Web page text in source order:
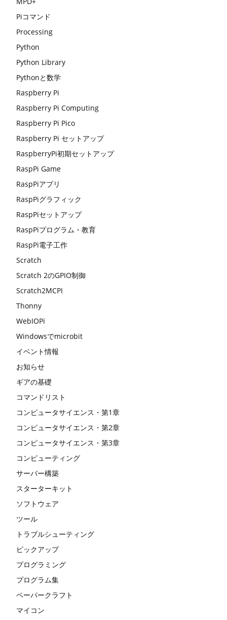
Piコマンド
Processing
Python
Python Library
Pythonと数学
Raspberry Pi
Raspberry Pi Computing
Raspberry Pi Pico
Raspberry Pi セットアップ
RaspberryPi初期セットアップ
RaspPi Game
RaspPiアプリ
RaspPiグラフィック
RaspPiセットアップ
RaspPiプログラム・教育
RaspPi電子工作
Scratch
Scratch 2のGPIO制御
Scratch2MCPI
Thonny
WebIOPi
Windowsでmicrobit
イベント情報
お知らせ
ギアの基礎
コマンドリスト
コンピュータサイエンス・第1章
コンピュータサイエンス・第2章
コンピュータサイエンス・第3章
コンピューティング
サーバー構築
スターターキット
ソフトウェア
ツール
トラブルシューティング
ピックアップ
プログラミング
プログラム集
ペーパークラフト
マイコン